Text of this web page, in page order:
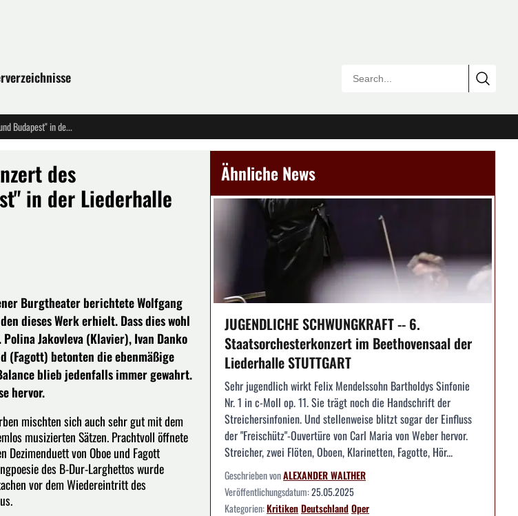
SPÄTROMANTISCHER ZAUBER -- 7. Kammerkonzert des Staatsorchesters "Zwischen Wien und Budapest" in der Liederhalle STUTTGART
des
in der Liederhalle
Burgtheater berichtete Wolfgang
dieses Werk erhielt. Dass dies wohl
Jakovleva (Klavier), Ivan Danko
(Fagott) betonten die ebenmäßige
blieb jedenfalls immer gewahrt.
hervor.
mischten sich auch sehr gut mit dem
musizierten Sätzen. Prachtvoll öffnete
von Oboe und Fagott
des B-Dur-Larghettos wurde
vor dem Wiedereintritt des
Ähnliche News
JUGENDLICHE SCHWUNGKRAFT -- 6.
Staatsorchesterkonzert im Beethovensaal der
Liederhalle STUTTGART
Sehr jugendlich wirkt Felix Mendelssohn Bartholdys Sinfonie
Nr. 1 in c-Moll op. 11. Sie trägt noch die Handschrift der
Streichersinfonien. Und stellenweise blitzt sogar der Einfluss
der "Freischütz"-Ouvertüre von Carl Maria von Weber hervor.
Streicher, zwei Flöten, Oboen, Klarinetten, Fagotte, Hör...
Geschrieben vonALEXANDER WALTHER
Veröffentlichungsdatum:25.05.2025
Kategorien:KritikenDeutschlandOper